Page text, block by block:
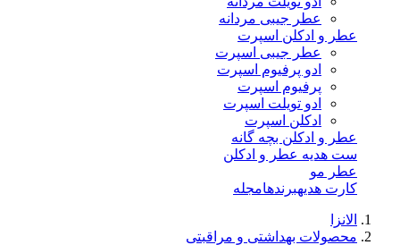
عطر جیبی مردانه
عطر و ادکلن اسپرت
عطر جیبی اسپرت
ادو پرفیوم اسپرت
پرفیوم اسپرت
ادو تویلت اسپرت
ادکلن اسپرت
عطر و ادکلن بچه گانه
ست هدیه عطر و ادکلن
عطر مو
کارت هدیهبرندهامجله
الانزا
محصولات بهداشتی و مراقبتی